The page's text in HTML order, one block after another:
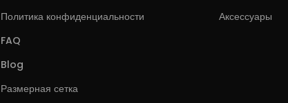
Политика конфиденциальности
FAQ
Blog
Размерная сетка
Аксессуары